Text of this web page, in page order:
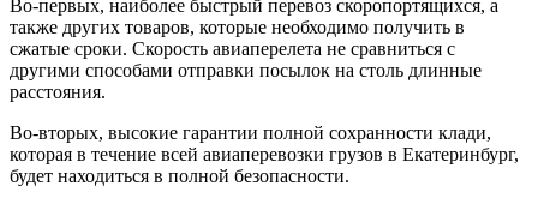
Во-первых, наиболее быстрый перевоз скоропортящихся, а
также других товаров, которые необходимо получить в
сжатые сроки. Скорость авиаперелета не сравниться с
другими способами отправки посылок на столь длинные
расстояния.
Во-вторых, высокие гарантии полной сохранности клади,
которая в течение всей авиаперевозки грузов в Екатеринбург,
будет находиться в полной безопасности.